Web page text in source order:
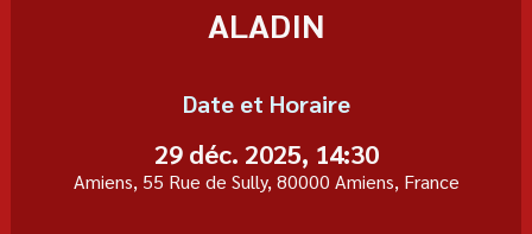
ALADIN
Date et Horaire
29 déc. 2025, 14:30
Amiens, 55 Rue de Sully, 80000 Amiens, France